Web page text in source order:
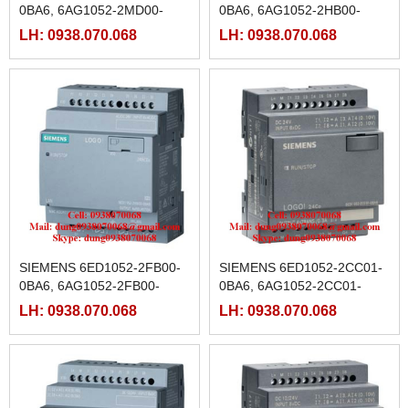
0BA6, 6AG1052-2MD00-
2BA6,6AG1052-2MD00-
LH: 0938.070.068
0BA6, 6AG1052-2HB00-
2BA6,6AG1052-2HB00-7BA8
LH: 0938.070.068
SIEMENS 6ED1052-2FB00-
0BA6, 6AG1052-2FB00-
2BA6,6AG1052-2FB00-7BA8
LH: 0938.070.068
SIEMENS 6ED1052-2CC01-
0BA6, 6AG1052-2CC01-
2BA6, 6AG1052-2CC01-
LH: 0938.070.068